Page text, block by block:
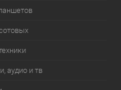
аудио и тв